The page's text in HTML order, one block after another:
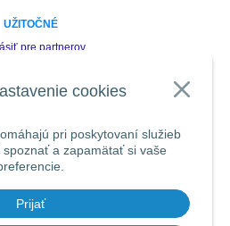
cookies
pri poskytovaní služieb
spoznať a zapamätať si vaše
Prijať
UŽITOČNÉ
pre partnerov
heslo
NÁS VŠADE
ZNÁMEMU